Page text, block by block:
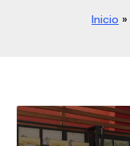
Inicio »